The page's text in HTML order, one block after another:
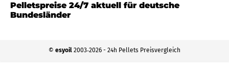
Pelletspreise 24/7 aktuell für deutsche
Bundesländer
© esyoil 2003‐2026 - 24h Pellets Preisvergleich